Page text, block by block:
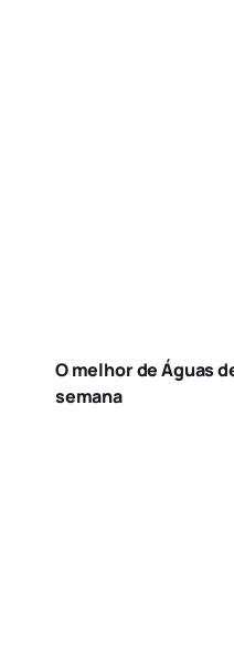
O melhor de Águas
semana